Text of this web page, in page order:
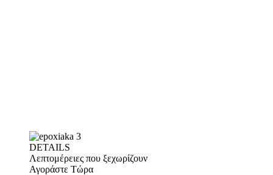
DETAILS
Λεπτομέρειες που ξεχωρίζουν
Αγοράστε Τώρα